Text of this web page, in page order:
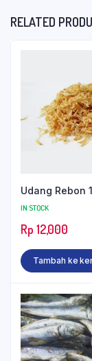
RELATED
Udang Rebon
IN STOCK
Rp 12,000
Tambah ke